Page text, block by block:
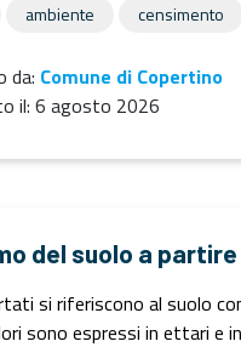
ambiente censimento
da: Comune di Copertino
il: 6 agosto 2026
del suolo a
si riferiscono al suolo
sono espressi in ettari e